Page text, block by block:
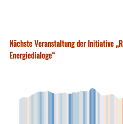
Nächste Veranstaltung der Initiative
Energiedialoge“